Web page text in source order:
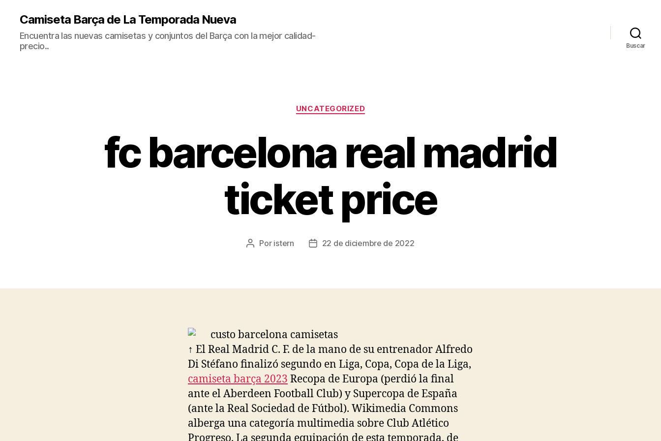
Camiseta Barça de La Temporada Nueva
Encuentra las nuevas camisetas y conjuntos del Barça con la mejor calidad-
precio..
Buscar
Categorías
UNCATEGORIZED
fc barcelona real madrid
ticket price
Autor
Por istern
Fecha22 de diciembre de 2022
↑ El Real Madrid C. F. de la mano de su entrenador Alfredo
Di Stéfano finalizó segundo en Liga, Copa, Copa de la Liga,
camiseta barça 2023 Recopa de Europa (perdió la final
ante el Aberdeen Football Club) y Supercopa de España
(ante la Real Sociedad de Fútbol). Wikimedia Commons
alberga una categoría multimedia sobre Club Atlético
Progreso. La segunda equipación de esta temporada, de